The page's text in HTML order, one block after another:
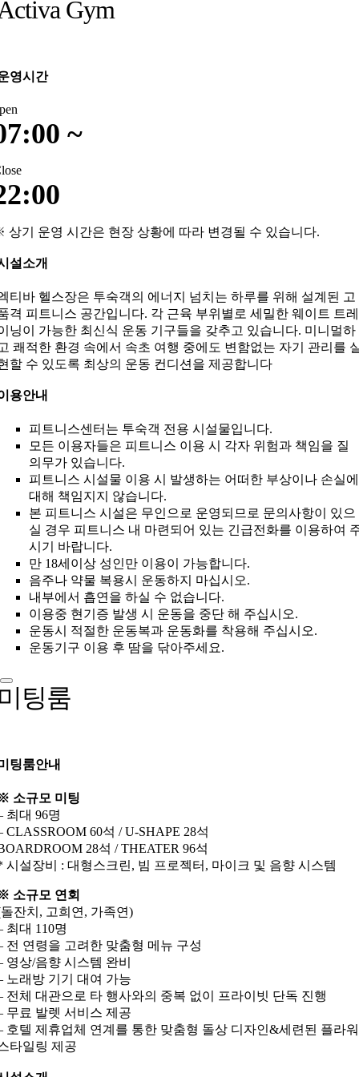
Gym
영시간
~
상기 운영 시간은 현장 상황에 따라 변경될 수 있습니다.
설소개
티바 헬스장은 투숙객의 에너지 넘치는 하루를 위해 설계된 고
격 피트니스 공간입니다. 각 근육 부위별로 세밀한 웨이트 트레
닝이 가능한 최신식 운동 기구들을 갖추고 있습니다. 미니멀하
쾌적한 환경 속에서 속초 여행 중에도 변함없는 자기 관리를
할 수 있도록 최상의 운동 컨디션을 제공합니다
용안내
피트니스센터는 투숙객 전용 시설물입니다.
모든 이용자들은 피트니스 이용 시 각자 위험과 책임을 질
의무가 있습니다.
피트니스 시설물 이용 시 발생하는 어떠한 부상이나 손실에
대해 책임지지 않습니다.
본 피트니스 시설은 무인으로 운영되므로 문의사항이 있으
실 경우 피트니스 내 마련되어 있는 긴급전화를 이용하여
시기 바랍니다.
만 18세이상 성인만 이용이 가능합니다.
음주나 약물 복용시 운동하지 마십시오.
내부에서 흡연을 하실 수 없습니다.
이용중 현기증 발생 시 운동을 중단 해 주십시오.
운동시 적절한 운동복과 운동화를 착용해 주십시오.
운동기구 이용 후 땀을 닦아주세요.
팅룸
팅룸안내
소규모 미팅
최대 96명
CLASSROOM 60석 / U-SHAPE 28석
28석 / THEATER 96석
시설장비 : 대형스크린, 빔 프로젝터, 마이크 및 음향 시스템
소규모 연회
잔치, 고희연, 가족연)
최대 110명
전 연령을 고려한 맞춤형 메뉴 구성
영상/음향 시스템 완비
노래방 기기 대여 가능
전체 대관으로 타 행사와의 중복 없이 프라이빗 단독 진행
무료 발렛 서비스 제공
호텔 제휴업체 연계를 통한 맞춤형 돌상 디자인&세련된 플라워
타일링 제공